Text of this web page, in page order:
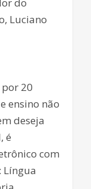
do
Luciano
20
ensino não
deseja
é
com
Língua